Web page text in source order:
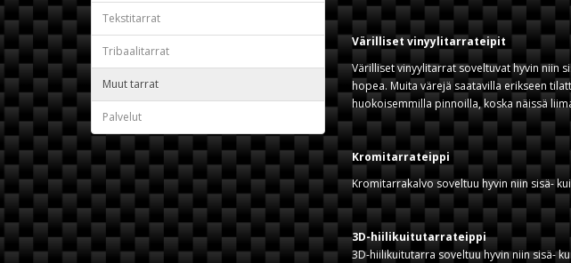
Tekstitarrat
Tribaalitarrat
Muut tarrat
Palvelut
Värilliset vinyylitarrateipit
Värilliset vinyylitarrat soveltuvat hyvin niin
hopea. Muita värejä saatavilla erikseen
huokoisemmilla pinnoilla, koska näissä
Kromitarrateippi
Kromitarrakalvo soveltuu hyvin niin sisä-
3D-hiilikuitutarrateippi
3D-hiilikuitutarra soveltuu hyvin niin sisä-